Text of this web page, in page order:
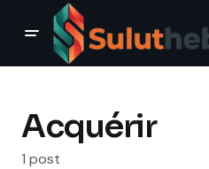
Acquérir
1 post